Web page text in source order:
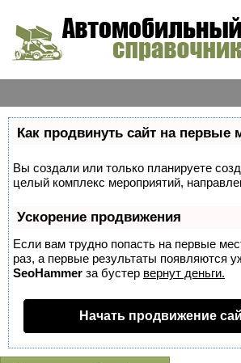
Как продвинуть сайт на первые
Вы создали или только планируете
целый комплекс мероприятий,
Ускорение продвижения
Если вам трудно попасть на первые
раз, а первые результаты появляются
SeoHammer за бустер вернут деньги.
Начать продвижение